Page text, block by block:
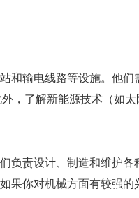
和输电线路等设施。他
，了解新能源技术（如太
负责设计、制造和维护
果你对机械方面有较强